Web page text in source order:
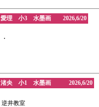
愛理 小3 水墨画 2026,6/20
・
渚央 小1 水墨画 2026,6/20
逆井教室